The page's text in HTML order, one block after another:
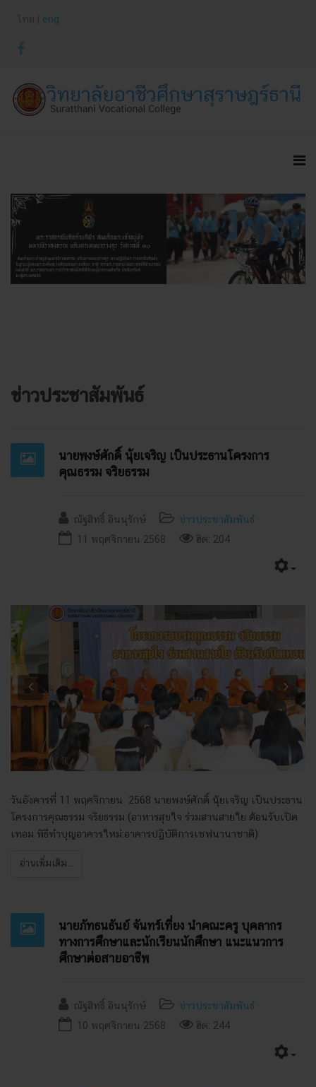
eng
ข่าวประชาสัมพันธ์
นายพงษ์ศักดิ์ นุ้ยเจริญ เป็นประธานโครงการ
คุณธรรม จริยธรรม
ณัฐสิทธิ์ อินนุรักษ์
ข่าวประชาสัมพันธ์
11 พฤศจิกายน 2568
ฮิต: 204
Previous Next
วันอังคารที่ 11 พฤศจิกายน 2568 นายพงษ์ศักดิ์ นุ้ยเจริญ เป็นประธาน
โครงการคุณธรรม จริยธรรม (อาหารสุขใจ ร่วมสานสายใย ต้อนรับเปิด
เทอม พิธีทำบุญอาคารใหม่:อาคารปฏิบัติการเชฟนานาชาติ)
อ่านเพิ่มเติม...
นายภัทธนธันย์ จันทร์เที่ยง นำคณะครู บุคลากร
ทางการศึกษาและนักเรียนนักศึกษา แนะแนวการ
ศึกษาต่อสายอาชีพ
ณัฐสิทธิ์ อินนุรักษ์
ข่าวประชาสัมพันธ์
10 พฤศจิกายน 2568
ฮิต: 244